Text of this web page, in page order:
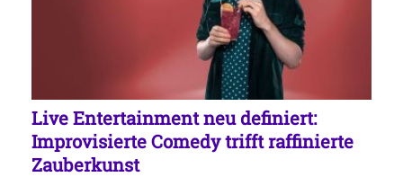
Live Entertainment neu definiert:
Improvisierte Comedy trifft raffinierte
Zauberkunst